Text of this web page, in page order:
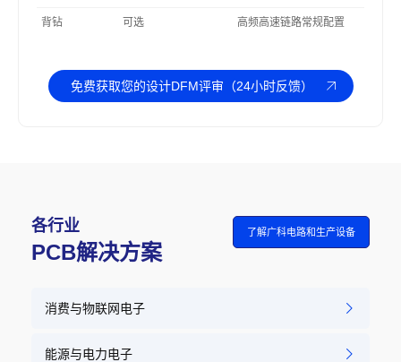
背钻 可选 高频高速链路常规配置
免费获取您的设计DFM评审（24小时反馈）
各行业
PCB解决方案
了解广科电路和生产设备
消费与物联网电子
能源与电力电子